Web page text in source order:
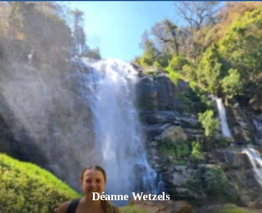
Déanne Wetzels